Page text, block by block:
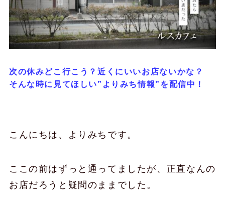
次の休みどこ行こう？近くにいいお店ないかな？
そんな時に見てほしい”よりみち情報”を配信中！
こんにちは、よりみちです。
ここの前はずっと通ってましたが、正直なんの
お店だろうと疑問のままでした。